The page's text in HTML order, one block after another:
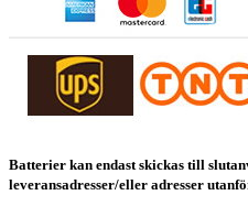
Batterier kan endast skickas till
leveransadresser/eller adresser